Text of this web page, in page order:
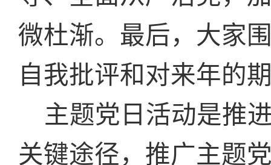
微杜渐。最后，大家
自我批评和对来年的
主题党日活动是推
关键途径，推广主题